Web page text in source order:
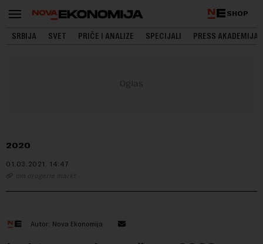
SHOP
SRBIJA SVET PRIČE I ANALIZE SPECIJALI PRESS AKADEMIJA
2020
01.03.2021. 14:47
dm drogerie markt
Autor: Nova Ekonomija